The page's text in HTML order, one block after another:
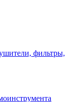
фильтры,